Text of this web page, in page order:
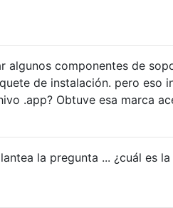
algunos componentes de
de instalación. pero eso
.app? Obtuve esa marca
la pregunta ... ¿cuál es